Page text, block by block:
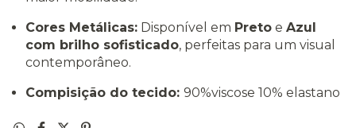
Cores Metálicas: Disponível em Preto e Azul
com brilho sofisticado, perfeitas para um visual
contemporâneo.
Compisição do tecido: 90%viscose 10% elastano